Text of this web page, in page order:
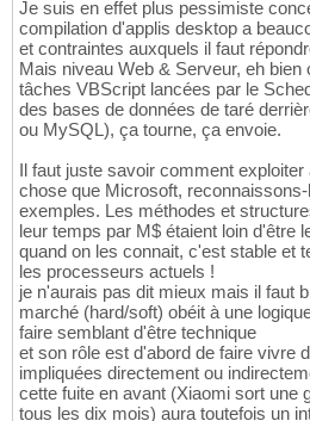
Je suis en effet plus pessimiste
compilation d'applis desktop a
et contraintes auxquels il faut
Mais niveau Web & Serveur, eh
tâches VBScript lancées par le
des bases de données de taré
ou MySQL), ça tourne, ça envoie.
Il faut juste savoir comment
chose que Microsoft,
exemples. Les méthodes et
leur temps par M$ étaient loin d'être
quand on les connait, c'est stable et
les processeurs actuels !
je n'aurais pas dit mieux mais il faut
marché (hard/soft) obéit à une
faire semblant d'être technique
et son rôle est d'abord de faire vivre
impliquées directement ou
cette fuite en avant (Xiaomi sort une
tous les dix mois) aura toutefois un